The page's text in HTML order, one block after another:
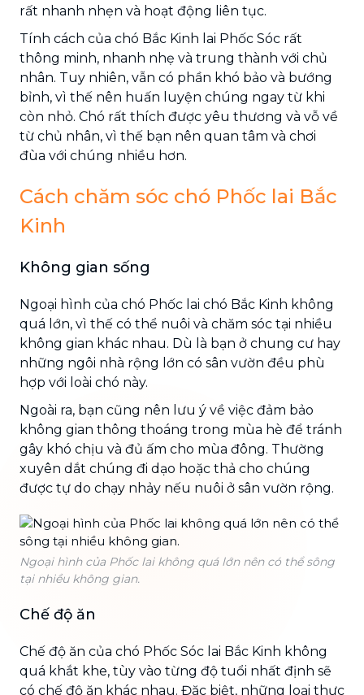
rất nhanh nhẹn và hoạt động liên tục.
Tính cách của chó Bắc Kinh lai Phốc Sóc rất
thông minh, nhanh nhẹ và trung thành với chủ
nhân. Tuy nhiên, vẫn có phần khó bảo và bướng
bỉnh, vì thế nên huấn luyện chúng ngay từ khi
còn nhỏ. Chó rất thích được yêu thương và vỗ về
từ chủ nhân, vì thế bạn nên quan tâm và chơi
đùa với chúng nhiều hơn.
Cách chăm sóc chó Phốc lai Bắc
Kinh
Không gian sống
Ngoại hình của chó Phốc lai chó Bắc Kinh không
quá lớn, vì thế có thể nuôi và chăm sóc tại nhiều
không gian khác nhau. Dù là bạn ở chung cư hay
những ngôi nhà rộng lớn có sân vườn đều phù
hợp với loài chó này.
Ngoài ra, bạn cũng nên lưu ý về việc đảm bảo
không gian thông thoáng trong mùa hè để tránh
gây khó chịu và đủ ấm cho mùa đông. Thường
xuyên dắt chúng đi dạo hoặc thả cho chúng
được tự do chạy nhảy nếu nuôi ở sân vườn rộng.
Ngoại hình của Phốc lai không quá lớn nên có thể sông
tại nhiều không gian.
Chế độ ăn
Chế độ ăn của chó Phốc Sóc lai Bắc Kinh không
quá khắt khe, tùy vào từng độ tuổi nhất định sẽ
có chế độ ăn khác nhau. Đặc biệt, những loại thực